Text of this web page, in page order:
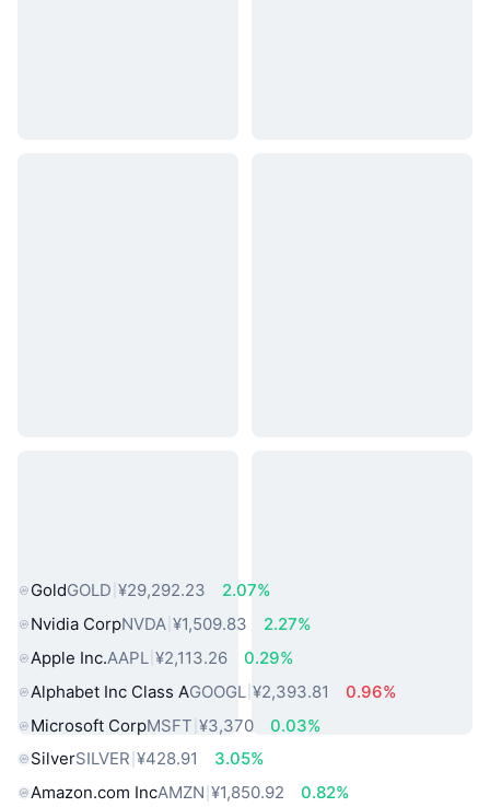
GoldGOLD ¥29,292.23
2.07%
Nvidia CorpNVDA ¥1,509.83
2.27%
Apple Inc.AAPL ¥2,113.26
0.29%
Alphabet Inc Class AGOOGL ¥2,393.81
0.96%
Microsoft CorpMSFT ¥3,370
0.03%
SilverSILVER ¥428.91
3.05%
Amazon.com IncAMZN ¥1,850.92 0.82%